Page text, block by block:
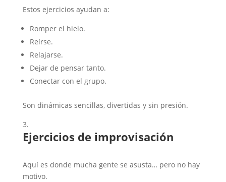
Estos ejercicios ayudan a:
Romper el hielo.
Reírse.
Relajarse.
Dejar de pensar tanto.
Conectar con el grupo.
Son dinámicas sencillas, divertidas y sin presión.
Ejercicios de improvisación
Aquí es donde mucha gente se asusta… pero no hay
motivo.